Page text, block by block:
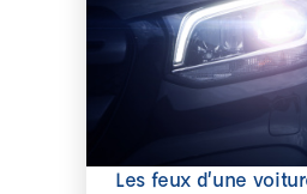
Les feux d’une